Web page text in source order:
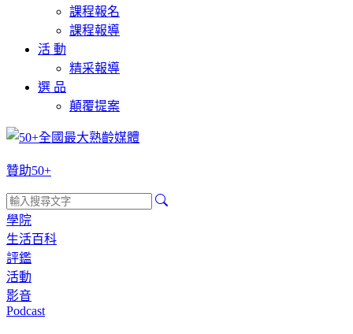
課程報名
課程報導
活 動
精采報導
選 品
顛覆提案
贊助50+
學院
生活百科
評鑑
活動
影音
Podcast